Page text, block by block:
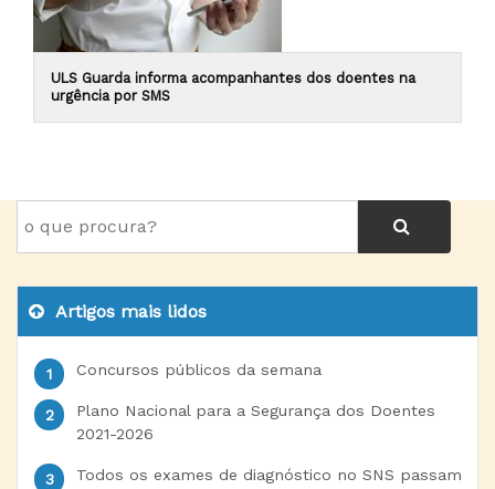
ULS Guarda informa acompanhantes dos doentes na
urgência por SMS
Artigos mais lidos
Concursos públicos da semana
Plano Nacional para a Segurança dos Doentes
2021-2026
Todos os exames de diagnóstico no SNS passam